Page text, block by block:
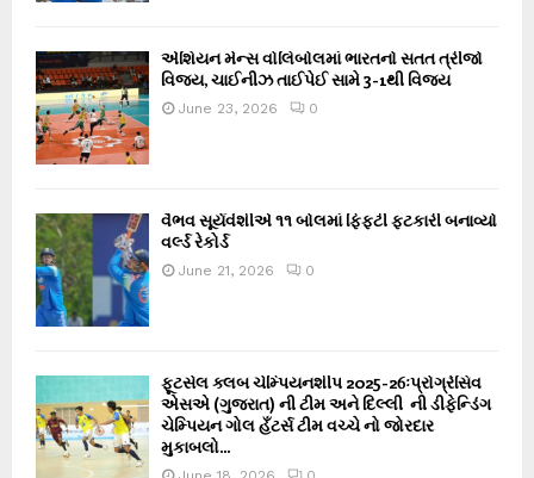
એશિયન મેન્સ વોલિબોલમાં ભારતનો સતત ત્રીજો
વિજય, ચાઈનીઝ તાઈપેઈ સામે 3-1થી વિજય
June 23, 2026 0
વૈભવ સૂર્યવંશીએ ૧૧ બોલમાં ફિફ્ટી ફટકારી બનાવ્યો
વર્લ્ડ રેકોર્ડ
June 21, 2026 0
ફૂટસેલ ક્લબ ચેમ્પિયનશીપ 2025-26ઃપ્રોગ્રેસિવ
એસએ (ગુજરાત) ની ટીમ અને દિલ્લી ની ડીફેન્ડિંગ
ચેમ્પિયન ગોલ હઁટર્સ ટીમ વચ્ચે નો જોરદાર
મુકાબલો...